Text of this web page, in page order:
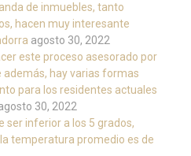
de inmuebles, tanto
hacen muy interesante
agosto 30, 2022
este proceso asesorado por
además, hay varias formas
para los residentes actuales
30, 2022
ser inferior a los 5 grados,
temperatura promedio es de